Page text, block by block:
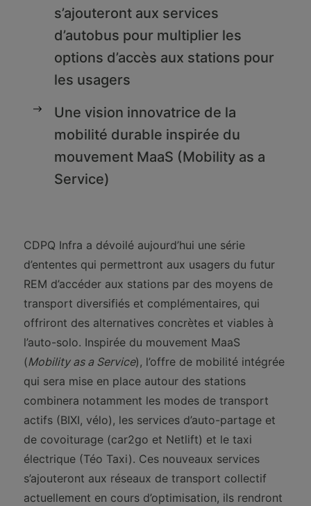
s’ajouteront aux services
d’autobus pour multiplier les
options d’accès aux stations pour
les usagers
Une vision innovatrice de la
mobilité durable inspirée du
mouvement MaaS (Mobility as a
Service)
CDPQ Infra a dévoilé aujourd’hui une série
d’ententes qui permettront aux usagers du futur
REM d’accéder aux stations par des moyens de
transport diversifiés et complémentaires, qui
offriront des alternatives concrètes et viables à
l’auto-solo. Inspirée du mouvement MaaS
(Mobility as a Service), l’offre de mobilité intégrée
qui sera mise en place autour des stations
combinera notamment les modes de transport
actifs (BIXI, vélo), les services d’auto-partage et
de covoiturage (car2go et Netlift) et le taxi
électrique (Téo Taxi). Ces nouveaux services
s’ajouteront aux réseaux de transport collectif
actuellement en cours d’optimisation, ils rendront